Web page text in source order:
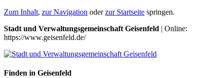
Zum Inhalt, zur Navigation oderzur Startseite springen.
Stadt und Verwaltungsgemeinschaft Geisenfeld | Online:
https://www.geisenfeld.de/
Finden in Geisenfeld